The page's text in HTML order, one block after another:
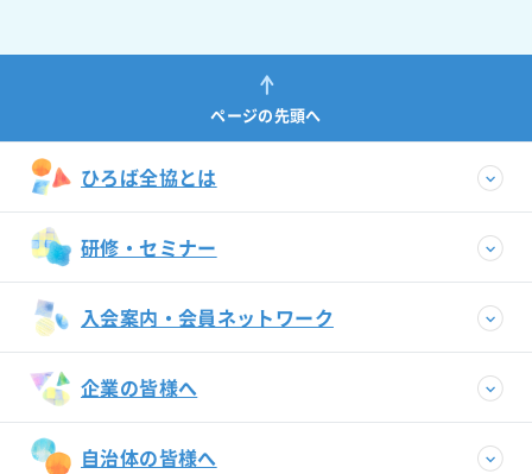
ページの先頭へ
ひろば全協とは
研修・セミナー
入会案内・会員ネットワーク
企業の皆様へ
自治体の皆様へ